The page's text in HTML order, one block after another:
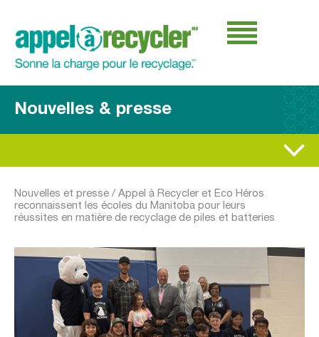
Nouvelles & presse
Nouvelles et presse / Appel à Recycler et Éco Héros
reconnaissent les écoles du Manitoba pour leurs
réussites en matière de recyclage de piles et batteries